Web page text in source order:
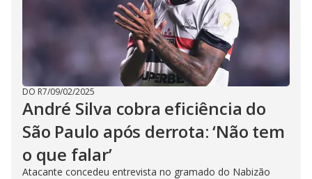
DO R7/09/02/2025
André Silva cobra eficiência do
São Paulo após derrota: ‘Não tem
o que falar’
Atacante concedeu entrevista no gramado do Nabizão